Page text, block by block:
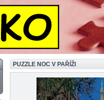
PUZZLE NOC V PAŘÍŽI